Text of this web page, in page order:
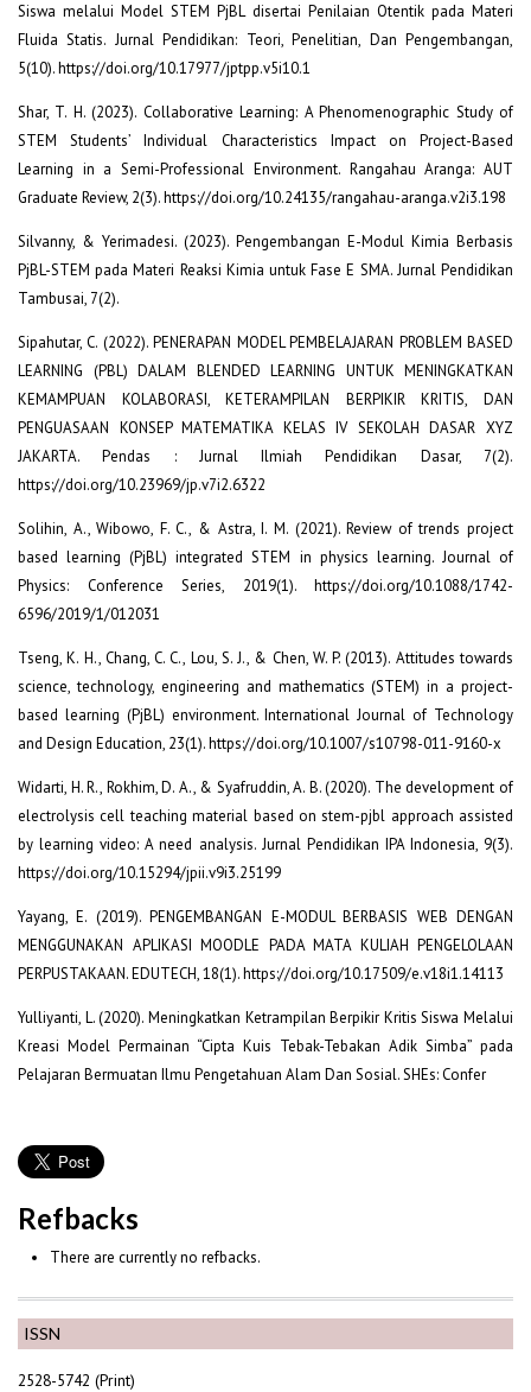
ISSN
2528-5742 (Print)
Siswa melalui Model STEM PjBL disertai Penilaian Otentik pada Materi
Fluida Statis. Jurnal Pendidikan: Teori, Penelitian, Dan Pengembangan,
5(10). https://doi.org/10.17977/jptpp.v5i10.1
Shar, T. H. (2023). Collaborative Learning: A Phenomenographic Study of
STEM Students’ Individual Characteristics Impact on Project-Based
Learning in a Semi-Professional Environment. Rangahau Aranga: AUT
Graduate Review, 2(3). https://doi.org/10.24135/rangahau-aranga.v2i3.198
Silvanny, & Yerimadesi. (2023). Pengembangan E-Modul Kimia Berbasis
PjBL-STEM pada Materi Reaksi Kimia untuk Fase E SMA. Jurnal Pendidikan
Tambusai, 7(2).
Sipahutar, C. (2022). PENERAPAN MODEL PEMBELAJARAN PROBLEM BASED
LEARNING (PBL) DALAM BLENDED LEARNING UNTUK MENINGKATKAN
KEMAMPUAN KOLABORASI, KETERAMPILAN BERPIKIR KRITIS, DAN
PENGUASAAN KONSEP MATEMATIKA KELAS IV SEKOLAH DASAR XYZ
JAKARTA. Pendas : Jurnal Ilmiah Pendidikan Dasar, 7(2).
https://doi.org/10.23969/jp.v7i2.6322
Solihin, A., Wibowo, F. C., & Astra, I. M. (2021). Review of trends project
based learning (PjBL) integrated STEM in physics learning. Journal of
Physics: Conference Series, 2019(1). https://doi.org/10.1088/1742-
6596/2019/1/012031
Tseng, K. H., Chang, C. C., Lou, S. J., & Chen, W. P. (2013). Attitudes towards
science, technology, engineering and mathematics (STEM) in a project-
based learning (PjBL) environment. International Journal of Technology
and Design Education, 23(1). https://doi.org/10.1007/s10798-011-9160-x
Widarti, H. R., Rokhim, D. A., & Syafruddin, A. B. (2020). The development of
electrolysis cell teaching material based on stem-pjbl approach assisted
by learning video: A need analysis. Jurnal Pendidikan IPA Indonesia, 9(3).
https://doi.org/10.15294/jpii.v9i3.25199
Yayang, E. (2019). PENGEMBANGAN E-MODUL BERBASIS WEB DENGAN
MENGGUNAKAN APLIKASI MOODLE PADA MATA KULIAH PENGELOLAAN
PERPUSTAKAAN. EDUTECH, 18(1). https://doi.org/10.17509/e.v18i1.14113
Yulliyanti, L. (2020). Meningkatkan Ketrampilan Berpikir Kritis Siswa Melalui
Kreasi Model Permainan “Cipta Kuis Tebak-Tebakan Adik Simba” pada
Pelajaran Bermuatan Ilmu Pengetahuan Alam Dan Sosial. SHEs: Confer
Refbacks
There are currently no refbacks.